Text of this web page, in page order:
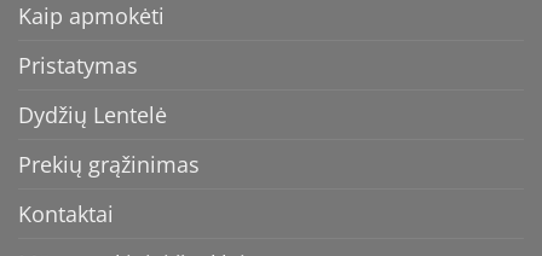
Kaip apmokėti
Pristatymas
Dydžių Lentelė
Prekių grąžinimas
Kontaktai